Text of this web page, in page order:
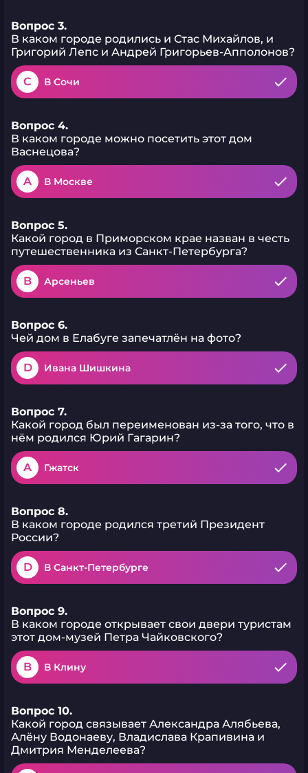
Вопрос 3.
В каком городе родились и Стас Михайлов, и
Григорий Лепс и Андрей Григорьев-Апполонов?
C В Сочи
Вопрос 4.
В каком городе можно посетить этот дом
Васнецова?
A В Москве
Вопрос 5.
Какой город в Приморском крае назван в честь
путешественника из Санкт-Петербурга?
B Арсеньев
Вопрос 6.
Чей дом в Елабуге запечатлён на фото?
D Ивана Шишкина
Вопрос 7.
Какой город был переименован из-за того, что в
нём родился Юрий Гагарин?
A Гжатск
Вопрос 8.
В каком городе родился третий Президент
России?
D В Санкт-Петербурге
Вопрос 9.
В каком городе открывает свои двери туристам
этот дом-музей Петра Чайковского?
B В Клину
Вопрос 10.
Какой город связывает Александра Алябьева,
Алёну Водонаеву, Владислава Крапивина и
Дмитрия Менделеева?